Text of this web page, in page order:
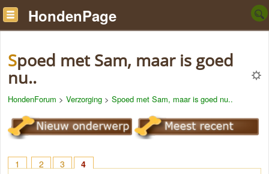
HondenPage
Spoed met Sam, maar is goed
nu..
HondenForum > Verzorging > Spoed met Sam, maar is goed nu..
1 2 3 4